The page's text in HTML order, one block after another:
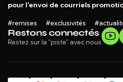
Restons connectés
Restez sur la "piste" avec nous
pour l'envoi de courriels
#remises #exclusivités